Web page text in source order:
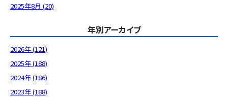
2025年8月 (20)
年別アーカイブ
2026年 (121)
2025年 (188)
2024年 (186)
2023年 (188)